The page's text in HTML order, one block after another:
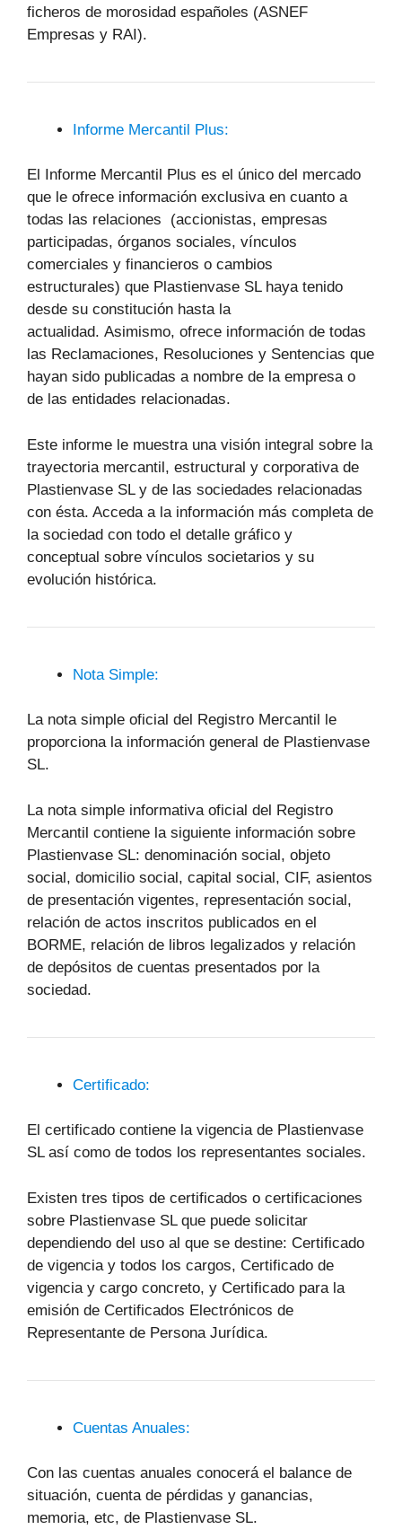
ficheros de morosidad españoles (ASNEF
Empresas y RAI).
Informe Mercantil Plus:
El Informe Mercantil Plus es el único del mercado
que le ofrece información exclusiva en cuanto a
todas las relaciones (accionistas, empresas
participadas, órganos sociales, vínculos
comerciales y financieros o cambios
estructurales) que Plastienvase SL haya tenido
desde su constitución hasta la
actualidad. Asimismo, ofrece información de todas
las Reclamaciones, Resoluciones y Sentencias que
hayan sido publicadas a nombre de la empresa o
de las entidades relacionadas.
Este informe le muestra una visión integral sobre la
trayectoria mercantil, estructural y corporativa de
Plastienvase SL y de las sociedades relacionadas
con ésta. Acceda a la información más completa de
la sociedad con todo el detalle gráfico y
conceptual sobre vínculos societarios y su
evolución histórica.
Nota Simple:
La nota simple oficial del Registro Mercantil le
proporciona la información general de Plastienvase
SL.
La nota simple informativa oficial del Registro
Mercantil contiene la siguiente información sobre
Plastienvase SL: denominación social, objeto
social, domicilio social, capital social, CIF, asientos
de presentación vigentes, representación social,
relación de actos inscritos publicados en el
BORME, relación de libros legalizados y relación
de depósitos de cuentas presentados por la
sociedad.
Certificado:
El certificado contiene la vigencia de Plastienvase
SL así como de todos los representantes sociales.
Existen tres tipos de certificados o certificaciones
sobre Plastienvase SL que puede solicitar
dependiendo del uso al que se destine: Certificado
de vigencia y todos los cargos, Certificado de
vigencia y cargo concreto, y Certificado para la
emisión de Certificados Electrónicos de
Representante de Persona Jurídica.
Cuentas Anuales:
Con las cuentas anuales conocerá el balance de
situación, cuenta de pérdidas y ganancias,
memoria, etc, de Plastienvase SL.